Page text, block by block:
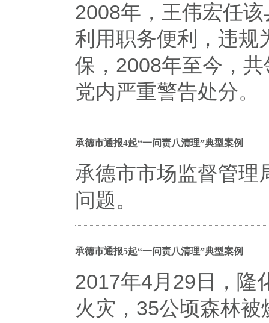
2008年，王伟宏任
利用职务便利，违规
保，2008年至今，
党内严重警告处分。
承德市通报4起“一问责八清理”典型案例
承德市市场监督管理
问题。
承德市通报5起“一问责八清理”典型案例
2017年4月29日，隆
火灾，35公顷森林